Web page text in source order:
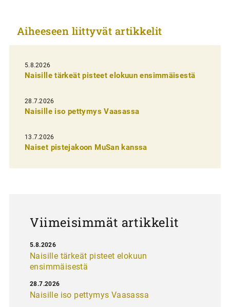
k
e
l
i
e
n
e
Aiheeseen liittyvät artikkelit
5.8.2026
Naisille tärkeät pisteet elokuun ensimmäisestä
28.7.2026
Naisille iso pettymys Vaasassa
13.7.2026
Naiset pistejakoon MuSan kanssa
Viimeisimmät artikkelit
Naisille tärkeät pisteet elokuun
ensimmäisestä
5.8.2026
Naisille iso pettymys Vaasassa
28.7.2026